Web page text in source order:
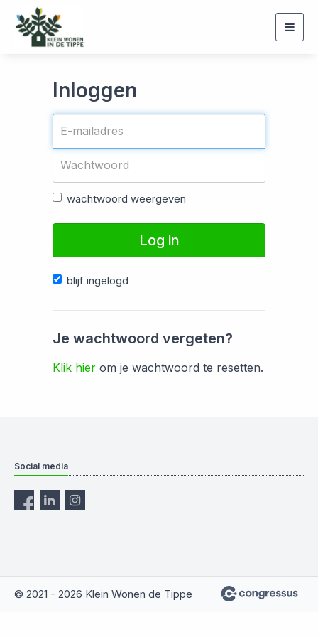
Inloggen
wachtwoord weergeven
Log in
blijf ingelogd
Je wachtwoord vergeten?
Klik hier om je wachtwoord te resetten.
Social media
© 2021 - 2026 Klein Wonen de Tippe